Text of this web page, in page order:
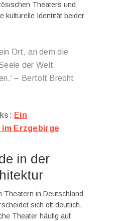
Theaters und
kulturelle Identität beider
Ort, an dem die
der Welt
– Bertolt Brecht
Ein
Erzgebirge
in der
Theatern in Deutschland
sich oft deutlich.
Theater häufig auf